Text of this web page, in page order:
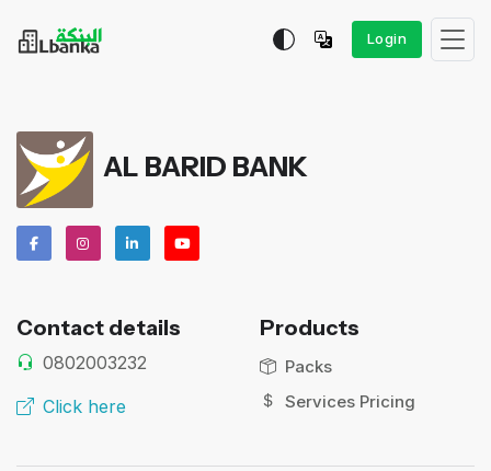
Login
AL BARID BANK
Contact details
0802003232
Click here
Products
Packs
Services Pricing